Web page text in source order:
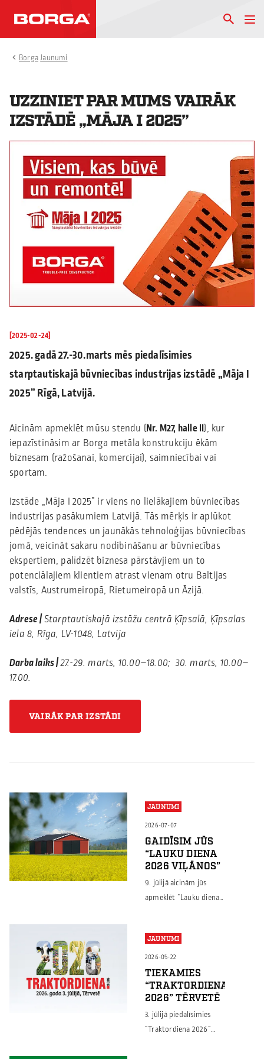
BorgaJaunumi
UZZINIET PAR MUMS VAIRĀK
IZSTĀDĒ „MĀJA I 2025”
[2025-02-24]
2025. gadā 27.-30.marts mēs piedalīsimies
starptautiskajā būvniecības industrijas izstādē „Māja I
2025” Rīgā, Latvijā.
Aicinām apmeklēt mūsu stendu (Nr. M27, ​halle II), kur
iepazīstināsim ar Borga metāla konstrukciju ēkām
biznesam (ražošanai, komercijai), saimniecībai vai
sportam.
Izstāde „Māja I 2025” ir viens no lielākajiem būvniecības
industrijas pasākumiem Latvijā. Tās mērķis ir aplūkot
pēdējās tendences un jaunākās tehnoloģijas būvniecības
jomā, veicināt sakaru nodibināšanu ar būvniecības
ekspertiem, palīdzēt biznesa pārstāvjiem un to
potenciālajiem klientiem atrast vienam otru Baltijas
valstīs, Austrumeiropā, Rietumeiropā un Āzijā.
Adrese |Starptautiskajā izstāžu centrā Ķīpsalā, Ķīpsalas
iela 8, Rīga, LV-1048, Latvija
Darba laiks |27.-29. marts, 10.00–18.00; 30. marts, 10.00–
17.00.
VAIRĀK PAR IZSTĀDI
JAUNUMI
2026-07-07
GAIDĪSIM JŪS
“LAUKU DIENA
2026 VIĻĀNOS”
9. jūlijā aicinām jūs
apmeklēt “Lauku diena
lauksaimnieki, nozares
speciālisti un uzņēmēji
dalīsies pieredzē, iepazīs
jaunākās tehnoloģijas
un meklēs efektīvus
risinājumus savām
saimniecībām.
JAUNUMI
2026-05-22
TIEKAMIES
“TRAKTORDIENA
2026” TĒRVETĒ
3. jūlijā piedalīsimies
“Traktordiena 2026”